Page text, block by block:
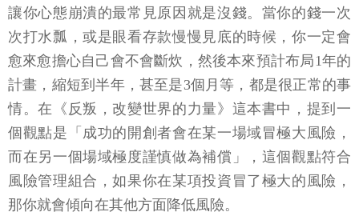
讓你心態崩潰的最常見原因就是沒錢。當你的錢一次
次打水瓢，或是眼看存款慢慢見底的時候，你一定會
愈來愈擔心自己會不會斷炊，然後本來預計布局1年的
計畫，縮短到半年，甚至是3個月等，都是很正常的事
情。在《反叛，改變世界的力量》這本書中，提到一
個觀點是「成功的開創者會在某一場域冒極大風險，
而在另一個場域極度謹慎做為補償」，這個觀點符合
風險管理組合，如果你在某項投資冒了極大的風險，
那你就會傾向在其他方面降低風險。